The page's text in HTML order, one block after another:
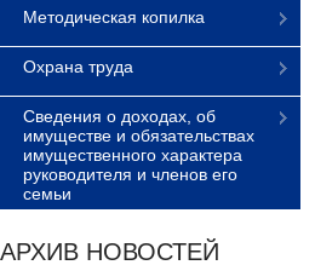
Методическая копилка
Охрана труда
Сведения о доходах, об
имуществе и обязательствах
имущественного характера
руководителя и членов его
семьи
АРХИВ НОВОСТЕЙ